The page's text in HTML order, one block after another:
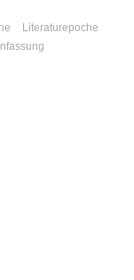
Literaturepoche